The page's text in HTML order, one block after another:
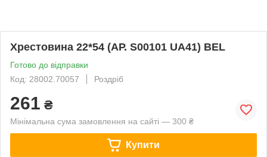
Хрестовина 22*54 (АР. S00101 UA41) BEL
Готово до відправки
Код: 28002.70057
Роздріб
261 ₴
Мінімальна сума замовлення на сайті — 300 ₴
Купити